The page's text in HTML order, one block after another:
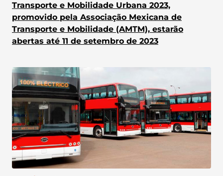
Transporte e Mobilidade Urbana 2023,
promovido pela Associação Mexicana de
Transporte e Mobilidade (AMTM), estarão
abertas até 11 de setembro de 2023